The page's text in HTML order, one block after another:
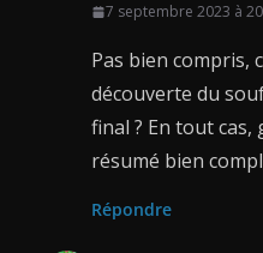
7 septembre 2023 à
Pas bien compris,
découverte du
final ? En tout
résumé bien
Répondre